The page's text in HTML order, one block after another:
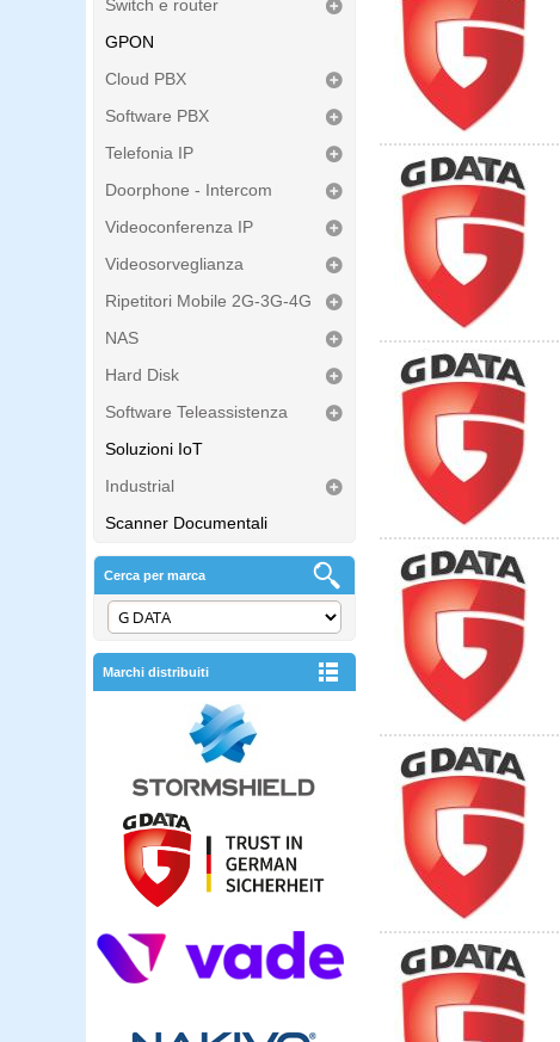
Switch e router
GPON
Cloud PBX
Software PBX
Telefonia IP
Doorphone - Intercom
Videoconferenza IP
Videosorveglianza
Ripetitori Mobile 2G-3G-4G
NAS
Hard Disk
Software Teleassistenza
Soluzioni IoT
Industrial
Scanner Documentali
Cerca per marca
Marchi distribuiti